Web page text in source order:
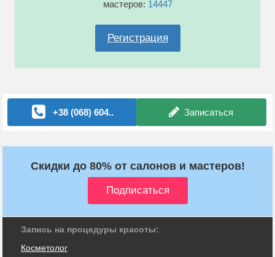
мастеров: 14447
Регистрация
+38 (068) 604.. Записаться
Скидки до 80% от салонов и мастеров!
Запись на процедуры красоты:
Косметолог